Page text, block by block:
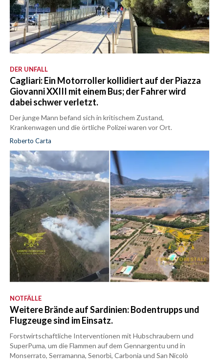
DER UNFALL
Cagliari: Ein Motorroller kollidiert auf der Piazza
Giovanni XXIII mit einem Bus; der Fahrer wird
dabei schwer verletzt.
Der junge Mann befand sich in kritischem Zustand,
Krankenwagen und die örtliche Polizei waren vor Ort.
Roberto Carta
NOTFÄLLE
Weitere Brände auf Sardinien: Bodentrupps und
Flugzeuge sind im Einsatz.
Forstwirtschaftliche Interventionen mit Hubschraubern und
SuperPuma, um die Flammen auf dem Gennargentu und in
Monserrato, Serramanna, Senorbì, Carbonia und San Nicolò